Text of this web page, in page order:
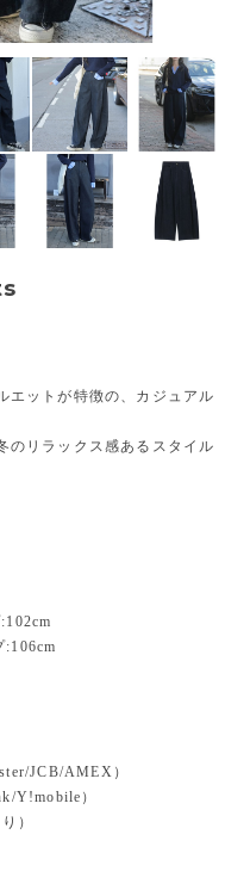
エットが特徴の、カジュアル
のリラックス感あるスタイル
:106cm
JCB/AMEX）
Y!mobile）
）